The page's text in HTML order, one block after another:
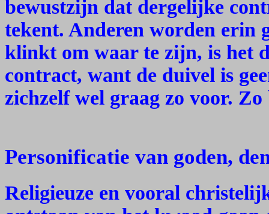
bewustzijn dat dergelijke
tekent. Anderen worden erin
klinkt om waar te zijn, is het
contract, want de duivel is
zichzelf wel graag zo voor. Zo
Personificatie van goden,
Religieuze en vooral